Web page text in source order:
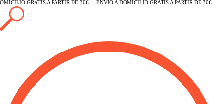
GRATIS A PARTIR DE 30€ ENVÍO A DOMICILIO GRATIS A PARTIR DE 30€